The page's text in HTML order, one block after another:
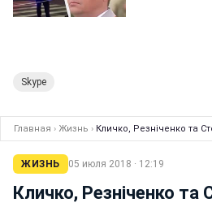
Skype
Главная › Жизнь › Кличко, Резніченко та
ЖИЗНЬ 05 июля 2018 · 12:19
Кличко, Резніченко та